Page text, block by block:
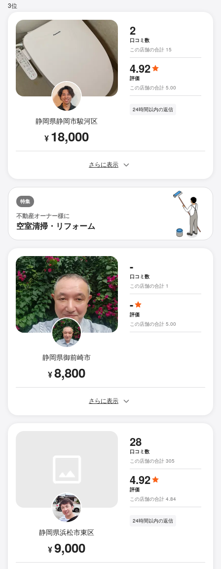
3位
静岡県静岡市駿河区
¥ 18,000
2
口コミ数
この店舗の合計 15
4.92
評価
この店舗の合計 5.00
24時間以内の返信
さらに表示
特集
不動産オーナー様に
空室清掃・リフォーム
静岡県御前崎市
¥8,800
-
口コミ数
この店舗の合計 1
-
評価
この店舗の合計 5.00
さらに表示
静岡県浜松市東区
¥9,000
28
口コミ数
この店舗の合計 305
4.92
評価
この店舗の合計 4.84
24時間以内の返信